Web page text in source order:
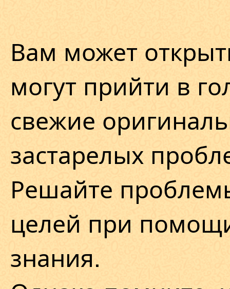
Вам может
могут прийти в
свежие
застарелых
Решайте
целей при
знания.